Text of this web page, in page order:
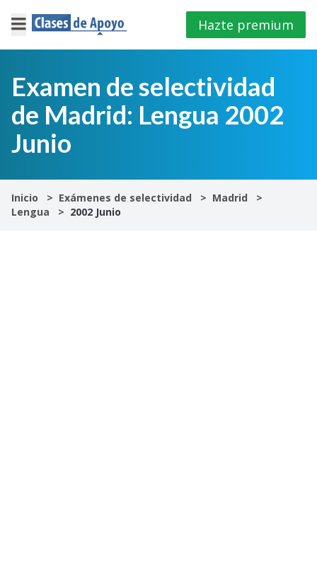
×
Iniciar
sesión
E.S.O
Hazte premium
Examen de selectividad
de Madrid: Lengua 2002
Junio
Inicio Exámenes de selectividad
Madrid
Lengua
2002 Junio